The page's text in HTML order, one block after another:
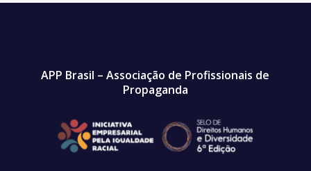
APP Brasil – Associação de Profissionais de
Propaganda